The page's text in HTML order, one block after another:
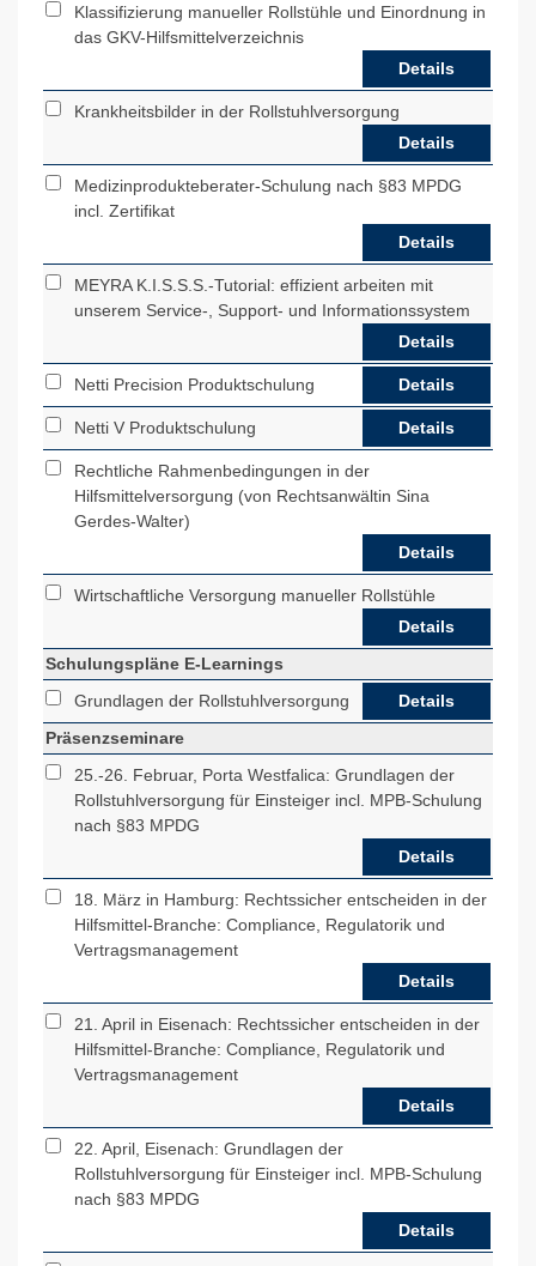
Klassifizierung manueller Rollstühle und Einordnung in
das GKV-Hilfsmittelverzeichnis
Details
Krankheitsbilder in der Rollstuhlversorgung
Details
Medizinprodukteberater-Schulung nach §83 MPDG
incl. Zertifikat
Details
MEYRA K.I.S.S.S.-Tutorial: effizient arbeiten mit
unserem Service-, Support- und Informationssystem
Details
Netti Precision Produktschulung Details
Netti V Produktschulung Details
Rechtliche Rahmenbedingungen in der
Hilfsmittelversorgung (von Rechtsanwältin Sina
Gerdes-Walter)
Details
Wirtschaftliche Versorgung manueller Rollstühle
Details
Schulungspläne E-Learnings
Grundlagen der Rollstuhlversorgung
Details
Präsenzseminare
25.-26. Februar, Porta Westfalica: Grundlagen der
Rollstuhlversorgung für Einsteiger incl. MPB-Schulung
nach §83 MPDG
Details
18. März in Hamburg: Rechtssicher entscheiden in der
Hilfsmittel-Branche: Compliance, Regulatorik und
Vertragsmanagement
Details
21. April in Eisenach: Rechtssicher entscheiden in der
Hilfsmittel-Branche: Compliance, Regulatorik und
Vertragsmanagement
Details
22. April, Eisenach: Grundlagen der
Rollstuhlversorgung für Einsteiger incl. MPB-Schulung
nach §83 MPDG
Details